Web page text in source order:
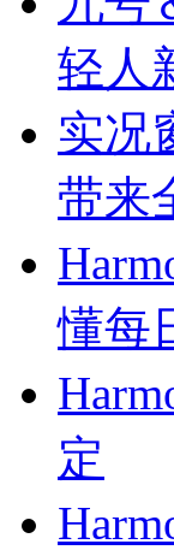
轻人
实况
带来
懂每
定